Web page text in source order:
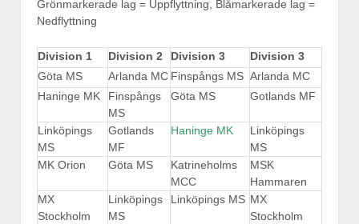
Grönmarkerade lag = Uppflyttning, Blåmarkerade lag =
Nedflyttning
Division 1 Division 2 Division 3
Division 3
Göta MS
Arlanda MC Finspångs MS Arlanda MC
Haninge MK
Finspångs
MS
Göta MS Gotlands MF
Linköpings
MS
Gotlands
MF
Haninge MK
Linköpings
MS
MK Orion
Göta MS
Katrineholms
MCC
MSK
Hammaren
MX
Stockholm
Linköpings
MS
Linköpings MS MX
Stockholm